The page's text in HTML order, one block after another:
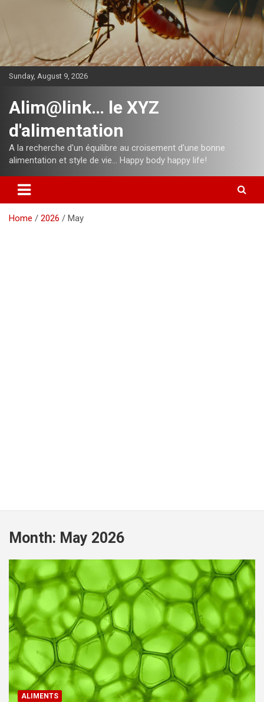
Sunday, August 9, 2026
Alim@link… le XYZ
d'alimentation
A la recherche d'un équilibre au croisement d'une bonne
alimentation et style de vie… Happy body happy life!
Home 2026 May
Month: May 2026
ALIMENTS